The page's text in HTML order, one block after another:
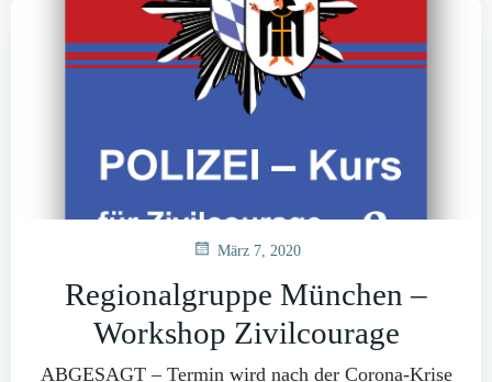
März 7, 2020
Regionalgruppe München –
Workshop Zivilcourage
ABGESAGT – Termin wird nach der Corona-Krise